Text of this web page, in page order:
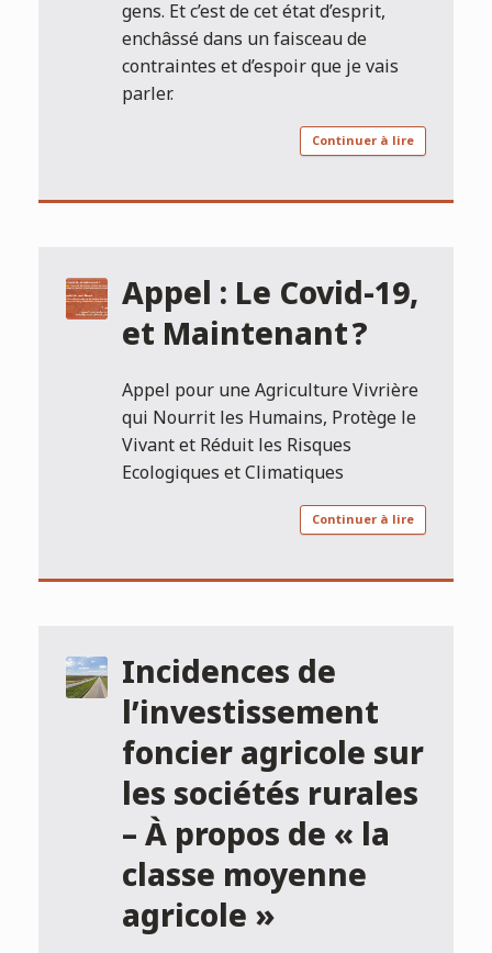
gens. Et c’est de cet état d’esprit,
enchâssé dans un faisceau de
contraintes et d’espoir que je vais
parler.
Continuer à lire
Appel : Le Covid-19,
et Maintenant ?
Appel pour une Agriculture Vivrière
qui Nourrit les Humains, Protège le
Vivant et Réduit les Risques
Ecologiques et Climatiques
Continuer à lire
Incidences de
l’investissement
foncier agricole sur
les sociétés rurales
– À propos de « la
classe moyenne
agricole »